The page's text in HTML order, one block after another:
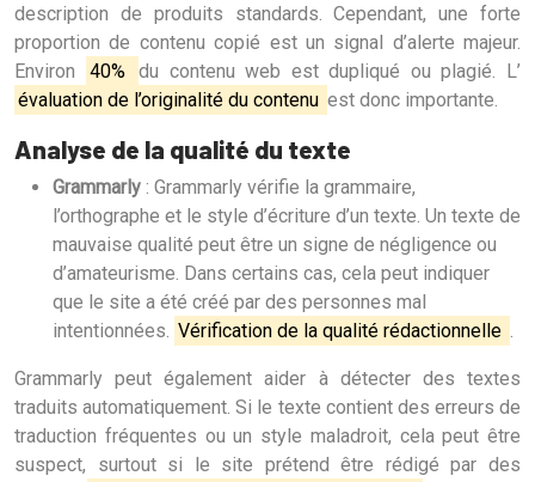
description de produits standards. Cependant, une forte
proportion de contenu copié est un signal d’alerte majeur.
Environ
40% du contenu web est dupliqué ou plagié. L’
évaluation de l’originalité du contenu est donc importante.
Analyse de la qualité du texte
Grammarly : Grammarly vérifie la grammaire,
l’orthographe et le style d’écriture d’un texte. Un texte de
mauvaise qualité peut être un signe de négligence ou
d’amateurisme. Dans certains cas, cela peut indiquer
que le site a été créé par des personnes mal
intentionnées. Vérification de la qualité rédactionnelle
Grammarly peut également aider à détecter des textes
traduits automatiquement. Si le texte contient des erreurs de
traduction fréquentes ou un style maladroit, cela peut être
suspect, surtout si le site prétend être rédigé par des